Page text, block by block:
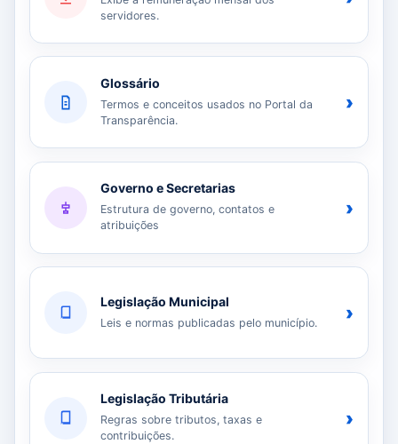
servidores.
Glossário
Termos e conceitos usados no Portal da
Transparência.
›
Governo e Secretarias
Estrutura de governo, contatos e
atribuições
›
Legislação Municipal
Leis e normas publicadas pelo município. ›
Legislação Tributária
Regras sobre tributos, taxas e
contribuições.
›